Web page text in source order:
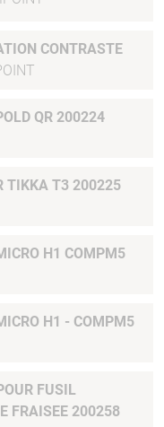
CONTRASTE
LEUPOLD QR 200224
EMBASE FIXE H1 / H2 POUR TIKKA T3 200225
CALE D'EPAISSEUR 30MM MICRO H1 COMPM5
H1 - COMPM5
FUSIL
FRAISEE 200258